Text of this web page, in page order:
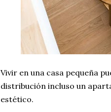
Vivir en una casa pequeña
distribución incluso un
estético.